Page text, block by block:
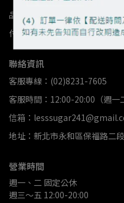
品牌故事 店家資訊 我的帳戶
付款資訊 紅利點數使用規則
聯絡資訊
客服專線：(02)8231-7605
客服時間：12:00-20:00（週一
信箱：
地址：新北市永和區保福路二
營業時間
週一、二 固定公休
週三～五 12:00-20:00